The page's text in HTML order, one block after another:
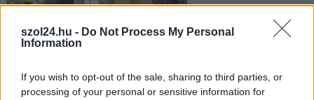
szol24.hu - Do Not Process My Personal
Information
If you wish to opt-out of the sale, sharing to third parties, or
processing of your personal or sensitive information for
Szeretetszolgálat HUBA
Rescue24 egészségügyi
tagjai Hatay városában.
A romok alatt rekedtek túlélési esélye percről percre csökken,